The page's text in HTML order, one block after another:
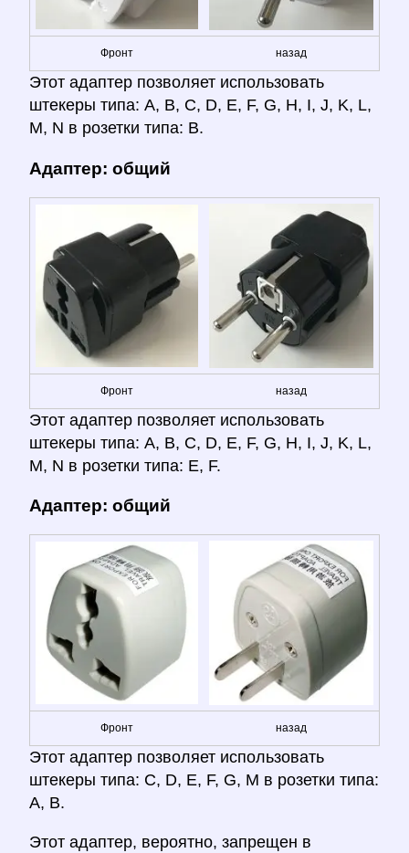
Фронт назад
Этот адаптер позволяет использовать
штекеры типа: A, B, C, D, E, F, G, H, I, J, K, L,
M, N в розетки типа: B.
Адаптер: общий
Фронт назад
Этот адаптер позволяет использовать
штекеры типа: A, B, C, D, E, F, G, H, I, J, K, L,
M, N в розетки типа: E, F.
Адаптер: общий
Фронт назад
Этот адаптер позволяет использовать
штекеры типа: C, D, E, F, G, M в розетки типа:
A, B.
Этот адаптер, вероятно, запрещен в